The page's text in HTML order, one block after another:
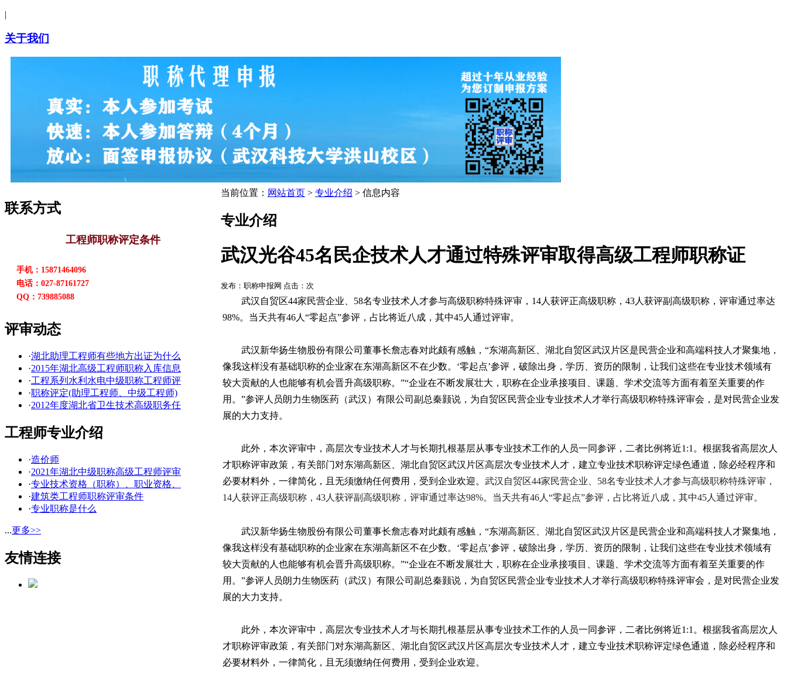
|
关于我们
联系方式
工程师职称评定条件
手机：15871464096
电话：027-87161727
QQ：739885088
评审动态
·湖北助理工程师有些地方出证为什么
·2015年湖北高级工程师职称入库信息
·工程系列水利水电中级职称工程师评
·职称评定(助理工程师、中级工程师)
·2012年度湖北省卫生技术高级职务任
工程师专业介绍
·造价师
·2021年湖北中级职称高级工程师评审
·专业技术资格（职称）、职业资格、
·建筑类工程师职称评审条件
·专业职称是什么
...更多>>
友情连接
当前位置： 网站首页 > 专业介绍 > 信息内容
专业介绍
武汉光谷45名民企技术人才通过特殊评审取得高级工程师职称证
发布：职称申报网 点击： 次
武汉自贸区44家民营企业、58名专业技术人才参与高级职称特殊评审，14人获评正高级职称，43人获评副高级职称，评审通过率达
98%。当天共有46人“零起点”参评，占比将近八成，其中45人通过评审。
武汉新华扬生物股份有限公司董事长詹志春对此颇有感触，“东湖高新区、湖北自贸区武汉片区是民营企业和高端科技人才聚集地，
像我这样没有基础职称的企业家在东湖高新区不在少数。‘零起点’参评，破除出身，学历、资历的限制，让我们这些在专业技术领域有
较大贡献的人也能够有机会晋升高级职称。”“企业在不断发展壮大，职称在企业承接项目、课题、学术交流等方面有着至关重要的作
用。”参评人员朗力生物医药（武汉）有限公司副总秦颢说，为自贸区民营企业专业技术人才举行高级职称特殊评审会，是对民营企业发
展的大力支持。
此外，本次评审中，高层次专业技术人才与长期扎根基层从事专业技术工作的人员一同参评，二者比例将近1:1。根据我省高层次人
才职称评审政策，有关部门对东湖高新区、湖北自贸区武汉片区高层次专业技术人才，建立专业技术职称评定绿色通道，除必经程序和
必要材料外，一律简化，且无须缴纳任何费用，受到企业欢迎。 武汉自贸区44家民营企业、58名专业技术人才参与高级职称特殊评审，
14人获评正高级职称，43人获评副高级职称，评审通过率达98%。当天共有46人“零起点”参评，占比将近八成，其中45人通过评审。
武汉新华扬生物股份有限公司董事长詹志春对此颇有感触，“东湖高新区、湖北自贸区武汉片区是民营企业和高端科技人才聚集地，
像我这样没有基础职称的企业家在东湖高新区不在少数。‘零起点’参评，破除出身，学历、资历的限制，让我们这些在专业技术领域有
较大贡献的人也能够有机会晋升高级职称。”“企业在不断发展壮大，职称在企业承接项目、课题、学术交流等方面有着至关重要的作
用。”参评人员朗力生物医药（武汉）有限公司副总秦颢说，为自贸区民营企业专业技术人才举行高级职称特殊评审会，是对民营企业发
展的大力支持。
此外，本次评审中，高层次专业技术人才与长期扎根基层从事专业技术工作的人员一同参评，二者比例将近1:1。根据我省高层次人
才职称评审政策，有关部门对东湖高新区、湖北自贸区武汉片区高层次专业技术人才，建立专业技术职称评定绿色通道，除必经程序和
必要材料外，一律简化，且无须缴纳任何费用，受到企业欢迎。